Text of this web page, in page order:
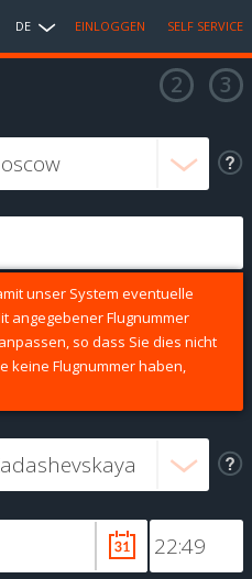
DE EINLOGGEN SELF SERVICE
unser System eventuelle
angegebener Flugnummer
so dass Sie dies nicht
keine Flugnummer haben,